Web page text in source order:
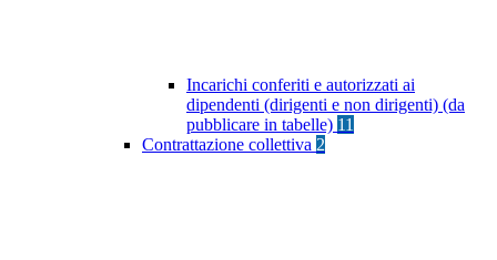
Incarichi conferiti e autorizzati ai
dipendenti (dirigenti e non dirigenti) (da
pubblicare in tabelle) 11
Contrattazione collettiva 2